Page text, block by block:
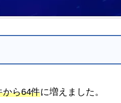
から64件に増えました。